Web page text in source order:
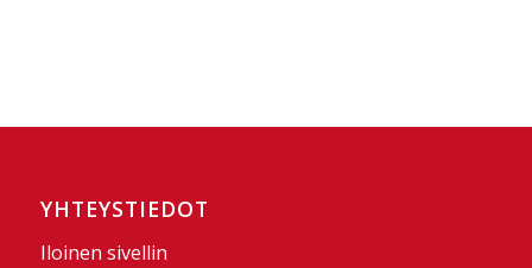
YHTEYSTIEDOT
Iloinen sivellin